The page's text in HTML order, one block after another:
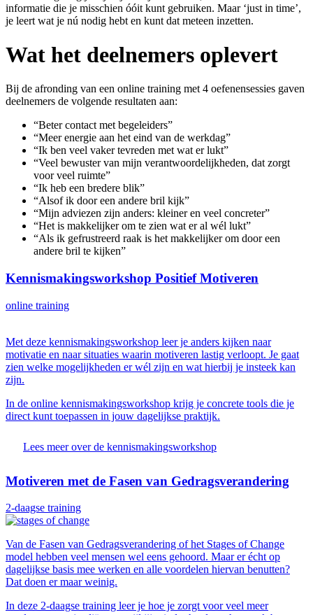
informatie die je misschien óóit kunt gebruiken. Maar ‘just in time’,
je leert wat je nú nodig hebt en kunt dat meteen inzetten.
Wat het deelnemers oplevert
Bij de afronding van een online training met 4 oefenensessies gaven
deelnemers de volgende resultaten aan:
“Beter contact met begeleiders”
“Meer energie aan het eind van de werkdag”
“Ik ben veel vaker tevreden met wat er lukt”
“Veel bewuster van mijn verantwoordelijkheden, dat zorgt
voor veel ruimte”
“Ik heb een bredere blik”
“Alsof ik door een andere bril kijk”
“Mijn adviezen zijn anders: kleiner en veel concreter”
“Het is makkelijker om te zien wat er al wél lukt”
“Als ik gefrustreerd raak is het makkelijker om door een
andere bril te kijken”
Kennismakingsworkshop Positief Motiveren
online training
Met deze kennismakingsworkshop leer je anders kijken naar
motivatie en naar situaties waarin motiveren lastig verloopt. Je gaat
zien welke mogelijkheden er wél zijn en wat hierbij je insteek kan
zijn.
In de online kennismakingsworkshop krijg je concrete tools die je
direct kunt toepassen in jouw dagelijkse praktijk.
Lees meer over de kennismakingsworkshop
Motiveren met de Fasen van Gedragsverandering
2-daagse training
Van de Fasen van Gedragsverandering of het Stages of Change
model hebben veel mensen wel eens gehoord. Maar er écht op
dagelijkse basis mee werken en alle voordelen hiervan benutten?
Dat doen er maar weinig.
In deze 2-daagse training leer je hoe je zorgt voor veel meer